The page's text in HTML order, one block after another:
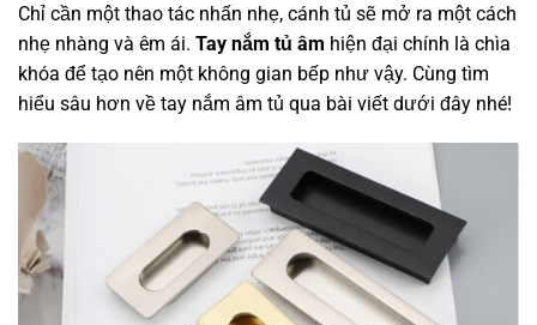
Chỉ cần một thao tác nhấn nhẹ, cánh tủ sẽ mở ra một cách
nhẹ nhàng và êm ái. Tay nắm tủ âm hiện đại chính là chìa
khóa để tạo nên một không gian bếp như vậy. Cùng tìm
hiểu sâu hơn về tay nắm âm tủ qua bài viết dưới đây nhé!